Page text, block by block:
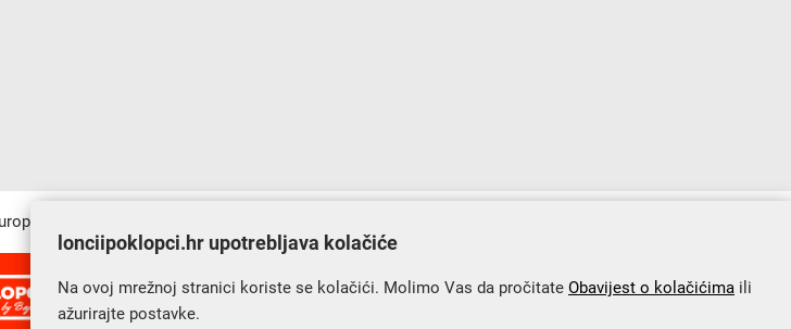
fonda za regionalni razvoj u sklopu Operativnog programa „Konkurentnost i kohezija”.
s Vama od 2014. godine!
lonciipoklopci.hr upotrebljava kolačiće
Na ovoj mrežnoj stranici koriste se kolačići. Molimo Vas da pročitate Obavijest o kolačićima ili
ažurirajte postavke.